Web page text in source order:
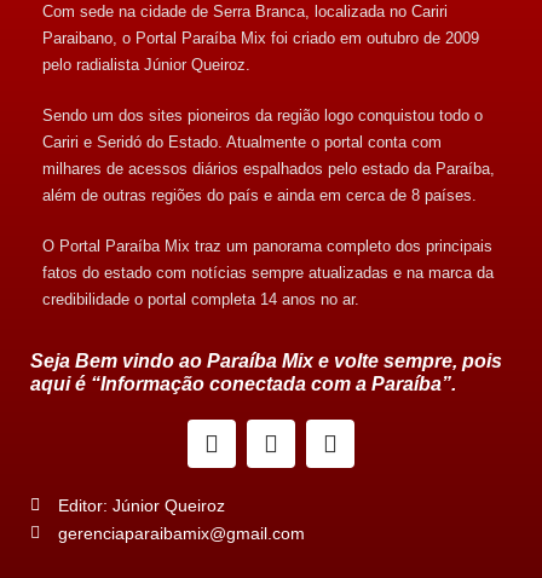
Com sede na cidade de Serra Branca, localizada no Cariri
Paraibano, o Portal Paraíba Mix foi criado em outubro de 2009
pelo radialista Júnior Queiroz.
Sendo um dos sites pioneiros da região logo conquistou todo o
Cariri e Seridó do Estado. Atualmente o portal conta com
milhares de acessos diários espalhados pelo estado da Paraíba,
além de outras regiões do país e ainda em cerca de 8 países.
O Portal Paraíba Mix traz um panorama completo dos principais
fatos do estado com notícias sempre atualizadas e na marca da
credibilidade o portal completa 14 anos no ar.
Seja Bem vindo ao Paraíba Mix e volte sempre, pois
aqui é “Informação conectada com a Paraíba”.
Editor: Júnior Queiroz
gerenciaparaibamix@gmail.com